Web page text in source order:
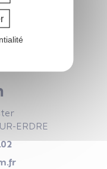
ERDRE